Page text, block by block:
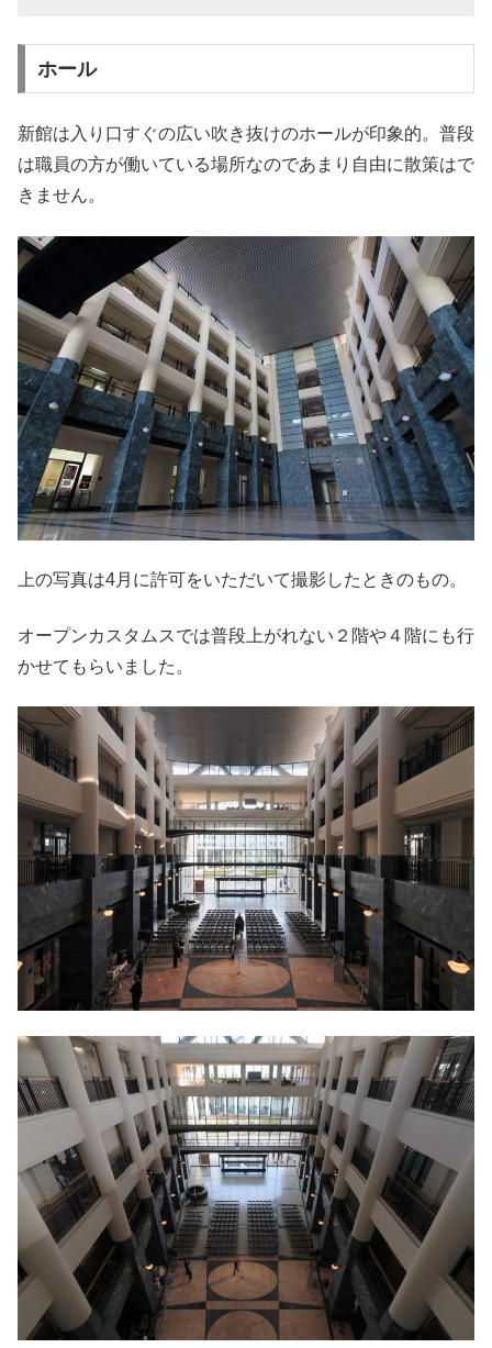
ホール
新館は入り口すぐの広い吹き抜けのホールが印象的。普段
は職員の方が働いている場所なのであまり自由に散策はで
きません。
上の写真は4月に許可をいただいて撮影したときのもの。
オープンカスタムスでは普段上がれない２階や４階にも行
かせてもらいました。